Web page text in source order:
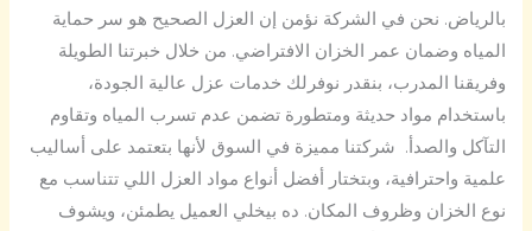
بالرياض. نحن في الشركة نؤمن إن العزل الصحيح هو سر حماية
المياه وضمان عمر الخزان الافتراضي. من خلال خبرتنا الطويلة
وفريقنا المدرب، بنقدر نوفرلك خدمات عزل عالية الجودة،
باستخدام مواد حديثة ومتطورة تضمن عدم تسرب المياه وتقاوم
التآكل والصدأ. شركتنا مميزة في السوق لأنها بتعتمد على أساليب
علمية واحترافية، وبتختار أفضل أنواع مواد العزل اللي تتناسب مع
نوع الخزان وظروف المكان. ده بيخلي العميل يطمئن، ويشوف